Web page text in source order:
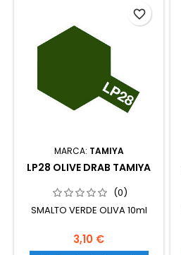
MARCA: TAMIYA
LP28 OLIVE DRAB TAMIYA
(0)
SMALTO VERDE OLIVA 10ml
3,10 €
favorite_border